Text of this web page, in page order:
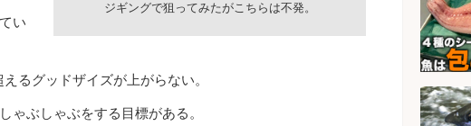
ジギングで狙ってみたがこちらは不発。
い
るグッドザイズが上がらない。
ゃぶしゃぶをする目標がある。